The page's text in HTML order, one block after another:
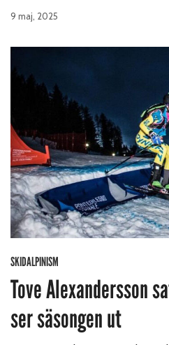
9 maj, 2025
SKIDALPINISM
Tove Alexandersson
ser säsongen ut